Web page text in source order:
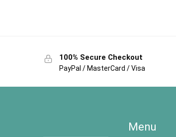
100% Secure Checkout
PayPal / MasterCard / Visa
Menu